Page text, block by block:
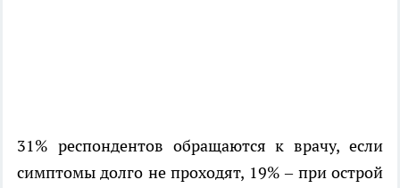
31% респондентов обращаются к врачу, если
симптомы долго не проходят, 19% – при острой